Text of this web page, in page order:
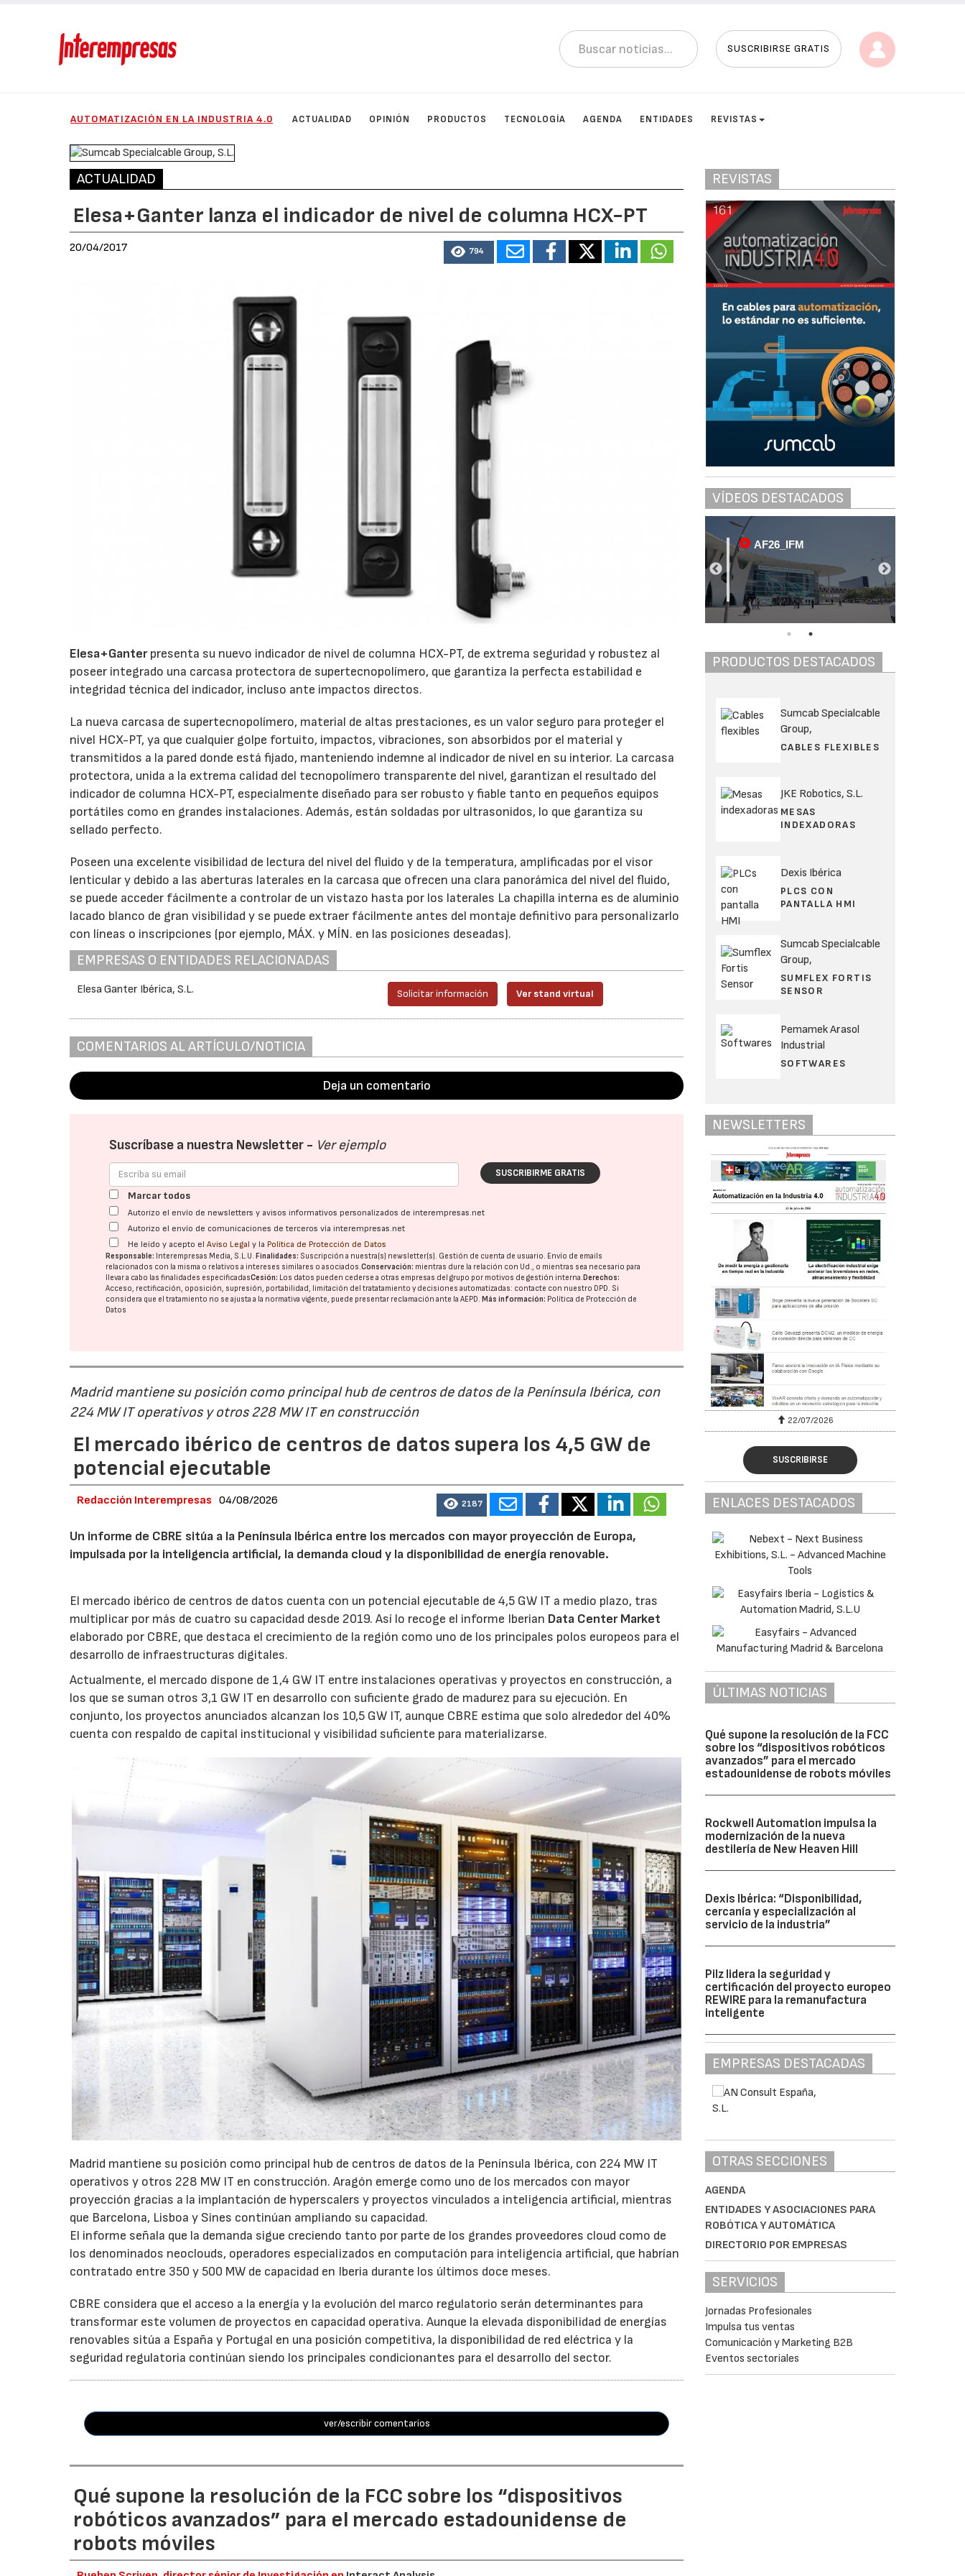
SUSCRIBIRSE GRATIS
AUTOMATIZACIÓN EN LA INDUSTRIA 4.0 ACTUALIDAD OPINIÓN PRODUCTOS TECNOLOGÍA AGENDA ENTIDADES REVISTAS
ACTUALIDAD
Elesa+Ganter lanza el indicador de nivel de columna HCX-PT
20/04/2017 794
Elesa+Ganterpresenta su nuevo indicador de nivel de columna HCX-PT, de extrema seguridad y robustez al
poseer integrado una carcasa protectora de supertecnopolímero, que garantiza la perfecta estabilidad e
integridad técnica del indicador, incluso ante impactos directos.
La nueva carcasa de supertecnopolímero, material de altas prestaciones, es un valor seguro para proteger el
nivel HCX-PT, ya que cualquier golpe fortuito, impactos, vibraciones, son absorbidos por el material y
transmitidos a la pared donde está fijado, manteniendo indemne al indicador de nivel en su interior. La carcasa
protectora, unida a la extrema calidad del tecnopolímero transparente del nivel, garantizan el resultado del
indicador de columna HCX-PT, especialmente diseñado para ser robusto y fiable tanto en pequeños equipos
portátiles como en grandes instalaciones. Además, están soldadas por ultrasonidos, lo que garantiza su
sellado perfecto.
Poseen una excelente visibilidad de lectura del nivel del fluido y de la temperatura, amplificadas por el visor
lenticular y debido a las aberturas laterales en la carcasa que ofrecen una clara panorámica del nivel del fluido,
se puede acceder fácilmente a controlar de un vistazo hasta por los laterales La chapilla interna es de aluminio
lacado blanco de gran visibilidad y se puede extraer fácilmente antes del montaje definitivo para personalizarlo
con líneas o inscripciones (por ejemplo, MÁX. y MÍN. en las posiciones deseadas).
EMPRESAS O ENTIDADES RELACIONADAS
Elesa Ganter Ibérica, S.L. Solicitar información Ver stand virtual
COMENTARIOS AL ARTÍCULO/NOTICIA
Deja un comentario
Suscríbase a nuestra Newsletter - Ver ejemplo
SUSCRIBIRME GRATIS
Marcar todos
Autorizo el envío de newsletters y avisos informativos personalizados de interempresas.net
Autorizo el envío de comunicaciones de terceros vía interempresas.net
He leído y acepto elAviso Legal y la Política de Protección de Datos
Responsable: Interempresas Media, S.L.U.Finalidades: Suscripción a nuestra(s) newsletter(s). Gestión de cuenta de usuario. Envío de emails
relacionados con la misma o relativos a intereses similares o asociados.Conservación: mientras dure la relación con Ud., o mientras sea necesario para
llevar a cabo las finalidades especificadasCesión: Los datos pueden cederse a otras empresas del grupo por motivos de gestión interna.Derechos:
Acceso, rectificación, oposición, supresión, portabilidad, limitación del tratatamiento y decisiones automatizadas: contacte con nuestro DPD. Si
considera que el tratamiento no se ajusta a la normativa vigente, puede presentar reclamación ante laAEPD.Más información: Política de Protección de
Datos
Madrid mantiene su posición como principal hub de centros de datos de la Península Ibérica, con
224 MW IT operativos y otros 228 MW IT en construcción
El mercado ibérico de centros de datos supera los 4,5 GW de
potencial ejecutable
Redacción Interempresas 04/08/2026 2187
Un informe de CBRE sitúa a la Península Ibérica entre los mercados con mayor proyección de Europa,
impulsada por la inteligencia artificial, la demanda cloud y la disponibilidad de energía renovable.
El mercado ibérico de centros de datos cuenta con un potencial ejecutable de 4,5 GW IT a medio plazo, tras
multiplicar por más de cuatro su capacidad desde 2019. Así lo recoge el informe Iberian Data Center Market
elaborado por CBRE, que destaca el crecimiento de la región como uno de los principales polos europeos para el
desarrollo de infraestructuras digitales.
Actualmente, el mercado dispone de 1,4 GW IT entre instalaciones operativas y proyectos en construcción, a
los que se suman otros 3,1 GW IT en desarrollo con suficiente grado de madurez para su ejecución. En
conjunto, los proyectos anunciados alcanzan los 10,5 GW IT, aunque CBRE estima que solo alrededor del 40%
cuenta con respaldo de capital institucional y visibilidad suficiente para materializarse.
Madrid mantiene su posición como principal hub de centros de datos de la Península Ibérica, con 224 MW IT
operativos y otros 228 MW IT en construcción. Aragón emerge como uno de los mercados con mayor
proyección gracias a la implantación de hyperscalers y proyectos vinculados a inteligencia artificial, mientras
que Barcelona, Lisboa y Sines continúan ampliando su capacidad.
El informe señala que la demanda sigue creciendo tanto por parte de los grandes proveedores cloud como de
los denominados neoclouds, operadores especializados en computación para inteligencia artificial, que habrían
contratado entre 350 y 500 MW de capacidad en Iberia durante los últimos doce meses.
CBRE considera que el acceso a la energía y la evolución del marco regulatorio serán determinantes para
transformar este volumen de proyectos en capacidad operativa. Aunque la elevada disponibilidad de energías
renovables sitúa a España y Portugal en una posición competitiva, la disponibilidad de red eléctrica y la
seguridad regulatoria continúan siendo los principales condicionantes para el desarrollo del sector.
ver/escribir comentarios
Qué supone la resolución de la FCC sobre los “dispositivos
robóticos avanzados” para el mercado estadounidense de
robots móviles
REVISTAS
VÍDEOS DESTACADOS
AF26_IFM AF26_IFM
PRODUCTOS DESTACADOS
Sumcab Specialcable
Group,
CABLES FLEXIBLES
JKE Robotics, S.L.
MESAS
INDEXADORAS
Dexis Ibérica
PLCS CON
PANTALLA HMI
Sumcab Specialcable
Group,
SUMFLEX FORTIS
SENSOR
Pemamek Arasol
Industrial
SOFTWARES
NEWSLETTERS
22/07/2026 22/07/2026
SUSCRIBIRSE
ENLACES DESTACADOS
ÚLTIMAS NOTICIAS
Qué supone la resolución de la FCC
sobre los “dispositivos robóticos
avanzados” para el mercado
estadounidense de robots móviles
Rockwell Automation impulsa la
modernización de la nueva
destilería de New Heaven Hill
Dexis Ibérica: “Disponibilidad,
cercanía y especialización al
servicio de la industria”
Pilz lidera la seguridad y
certificación del proyecto europeo
REWIRE para la remanufactura
inteligente
EMPRESAS DESTACADAS
OTRAS SECCIONES
AGENDA
ENTIDADES Y ASOCIACIONES PARA
ROBÓTICA Y AUTOMÁTICA
DIRECTORIO POR EMPRESAS
SERVICIOS
Jornadas Profesionales
Impulsa tus ventas
Comunicación y Marketing B2B
Eventos sectoriales